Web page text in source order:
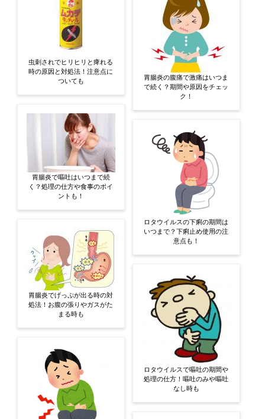
虫刺されでヒリヒリと痺れる
時の原因と対処法！注意点に
ついても
胃腸炎で嘔吐はいつまで続
く？処理の仕方や食事のポイ
ントも！
胃腸炎でげっぷが出る時の対
処法！お腹の張りやガスがた
まる時も
胃腸炎の腹痛で激痛はいつま
で続く？期間や原因をチェッ
ク！
ロタウイルスの下痢の期間は
いつまで？下痢止め使用の注
意点も！
ロタウイルスで嘔吐の期間や
処理の仕方！嘔吐のみや嘔吐
なし時も